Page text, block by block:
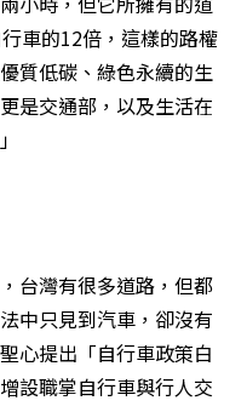
車的12倍，這樣的路權
質低碳、綠色永續的生
是交通部，以及生活在
台灣有很多道路，但都
中只見到汽車，卻沒有
心提出「自行車政策白
設職掌自行車與行人交